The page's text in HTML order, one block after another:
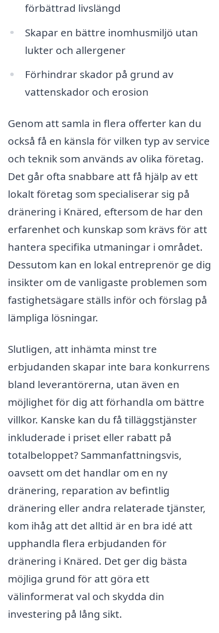
förbättrad livslängd
Skapar en bättre inomhusmiljö utan
lukter och allergener
Förhindrar skador på grund av
vattenskador och erosion
Genom att samla in flera offerter kan du
också få en känsla för vilken typ av service
och teknik som används av olika företag.
Det går ofta snabbare att få hjälp av ett
lokalt företag som specialiserar sig på
dränering i Knäred, eftersom de har den
erfarenhet och kunskap som krävs för att
hantera specifika utmaningar i området.
Dessutom kan en lokal entreprenör ge dig
insikter om de vanligaste problemen som
fastighetsägare ställs inför och förslag på
lämpliga lösningar.
Slutligen, att inhämta minst tre
erbjudanden skapar inte bara konkurrens
bland leverantörerna, utan även en
möjlighet för dig att förhandla om bättre
villkor. Kanske kan du få tilläggstjänster
inkluderade i priset eller rabatt på
totalbeloppet? Sammanfattningsvis,
oavsett om det handlar om en ny
dränering, reparation av befintlig
dränering eller andra relaterade tjänster,
kom ihåg att det alltid är en bra idé att
upphandla flera erbjudanden för
dränering i Knäred. Det ger dig bästa
möjliga grund för att göra ett
välinformerat val och skydda din
investering på lång sikt.